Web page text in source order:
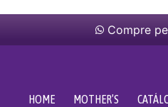
Compre
HOME MOTHER’S